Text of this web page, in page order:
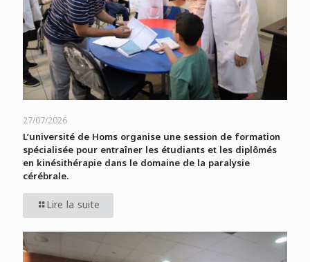
27/07/2026
L’université de Homs organise une session de formation
spécialisée pour entraîner les étudiants et les diplômés
en kinésithérapie dans le domaine de la paralysie
cérébrale.
Lire la suite